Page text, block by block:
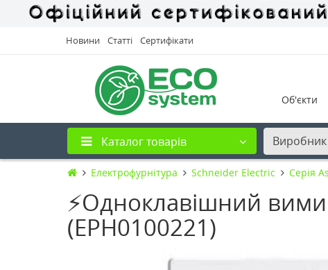
Новини Статті Сертифікати
Об'єкти
Каталог товарів Виробник
Електрофурнітура Schneider Electric Cерія
⚡Одноклавішний
(EPH0100221)